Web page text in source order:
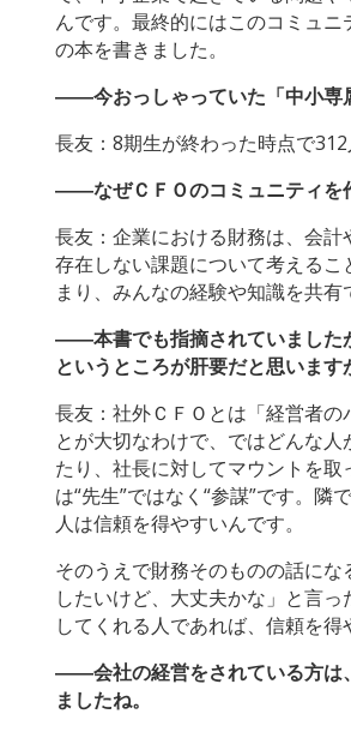
んです。最終的にはこのコミュ
の本を書きました。
――今おっしゃっていた「中小専
長友：8期生が終わった時点で312
――なぜＣＦＯのコミュニティを
長友：企業における財務は、会
存在しない課題について考える
まり、みんなの経験や知識を共有
――本書でも指摘されていました
というところが肝要だと思いま
長友：社外ＣＦＯとは「経営者
とが大切なわけで、ではどんな
たり、社長に対してマウントを
は“先生”ではなく“参謀”です。
人は信頼を得やすいんです。
そのうえで財務そのものの話に
したいけど、大丈夫かな」と言
してくれる人であれば、信頼を得
――会社の経営をされている方は
ましたね。